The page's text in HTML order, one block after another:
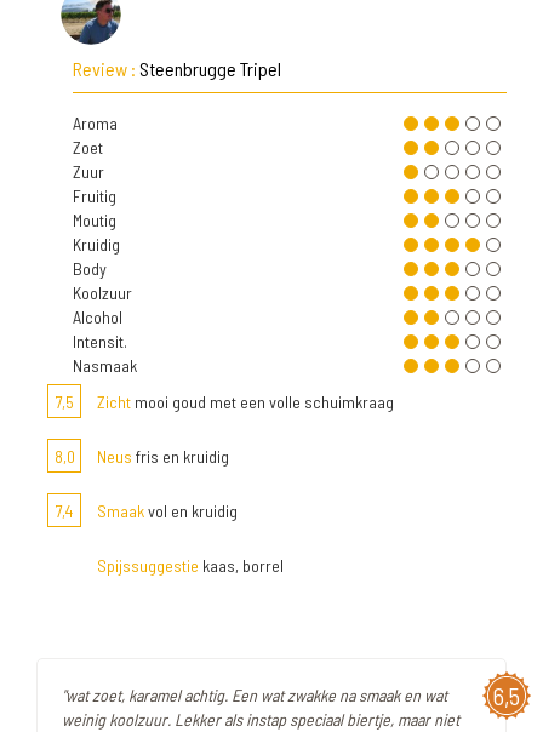
Review : Steenbrugge Tripel
Aroma
Zoet
Zuur
Fruitig
Moutig
Kruidig
Body
Koolzuur
Alcohol
Intensit.
Nasmaak
7,5
Zicht mooi goud met een volle schuimkraag
8,0 Neus fris en kruidig
7,4 Smaakvol en kruidig
Spijssuggestie kaas, borrel
6,5
"wat zoet, karamel achtig. Een wat zwakke na smaak en wat
weinig koolzuur. Lekker als instap speciaal biertje, maar niet